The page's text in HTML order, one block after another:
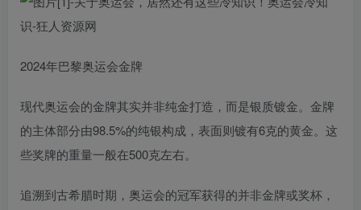
2024年巴黎奥运会金牌
现代奥运会的金牌其实并非纯金打造，而是银质镀金。金牌
的主体部分由98.5%的纯银构成，表面则镀有6克的黄金。这
些奖牌的重量一般在500克左右。
追溯到古希腊时期，奥运会的冠军获得的并非金牌或奖杯，